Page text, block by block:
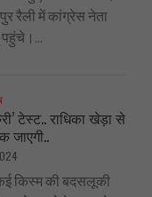
रैली में कांग्रेस नेता
पहुंचे।...
टेस्ट.. राधिका खेड़ा से
जाएगी..
किस्म की बदसलूकी